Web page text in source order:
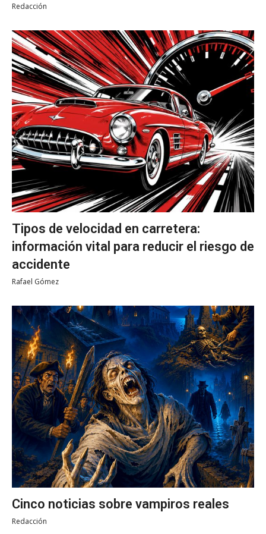
Redacción
Tipos de velocidad en carretera:
información vital para reducir el riesgo de
accidente
Rafael Gómez
Cinco noticias sobre vampiros reales
Redacción